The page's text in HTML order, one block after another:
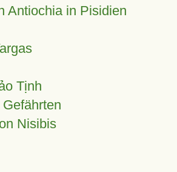
Antiochia in Pisidien
Tịnh
Nisibis